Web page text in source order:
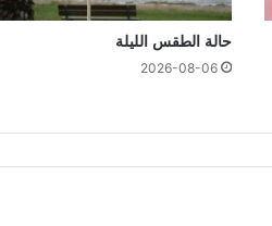
حالة الطقس الليلة
2026-08-06